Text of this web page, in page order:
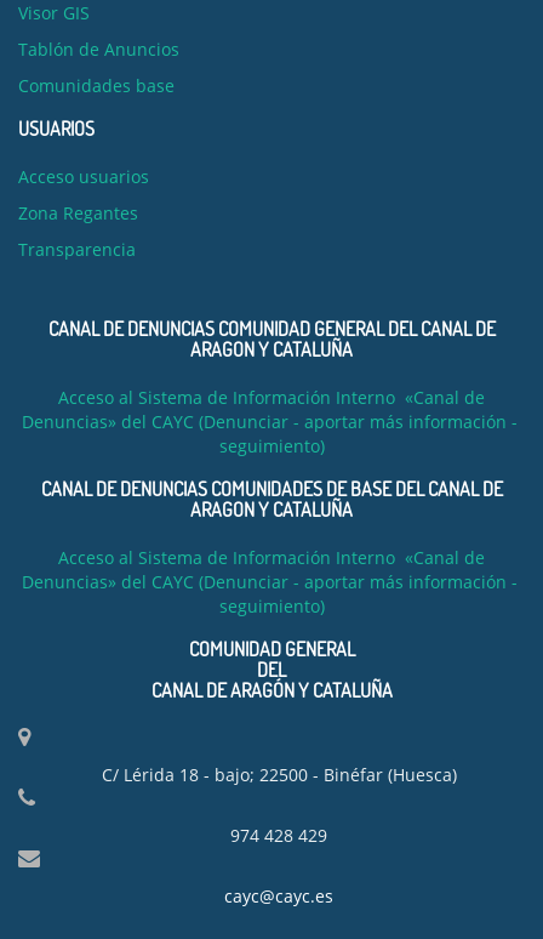
Visor GIS
Tablón de Anuncios
Comunidades base
USUARIOS
Acceso usuarios
Zona Regantes
Transparencia
CANAL DE DENUNCIAS COMUNIDAD GENERAL DEL CANAL DE
ARAGON Y CATALUÑA
Acceso al Sistema de Información Interno «Canal de
Denuncias» del CAYC (Denunciar - aportar más información -
seguimiento)
CANAL DE DENUNCIAS COMUNIDADES DE BASE DEL CANAL DE
ARAGON Y CATALUÑA
Acceso al Sistema de Información Interno «Canal de
Denuncias» del CAYC (Denunciar - aportar más información -
seguimiento)
COMUNIDAD GENERAL
DEL
CANAL DE ARAGÓN Y CATALUÑA
C/ Lérida 18 - bajo; 22500 - Binéfar (Huesca)
974 428 429
cayc@cayc.es